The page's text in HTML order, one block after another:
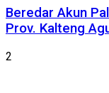
Beredar Akun
Prov. Kalteng
2